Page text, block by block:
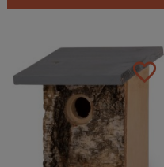
favorite_border